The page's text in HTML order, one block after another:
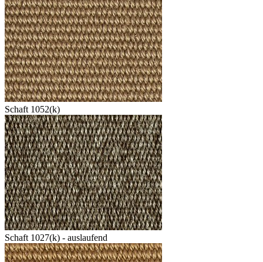
Schaft 1052(k)
Schaft 1027(k) - auslaufend